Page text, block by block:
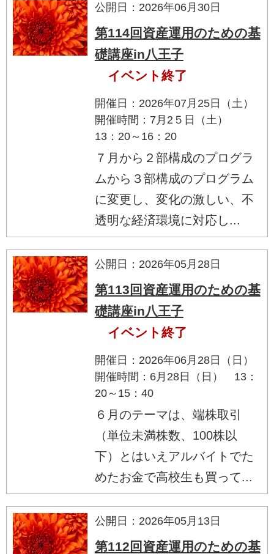
公開日：2026年06月30日
第114回資産運用のための基
礎講座in八王子
イベント終了
開催日：2026年07月25日（土）
開催時間：7月2５日（土）
13：20～16：20
７月から２部構成のプログラ
ムから３部構成のプログラム
に変更し、変化の激しい、不
透明な経済環境に対応し...
公開日：2026年05月28日
第113回資産運用のための基
礎講座in八王子
イベント終了
開催日：2026年06月28日（日）
開催時間：6月28日（日） 13：
20～15：40
６月のテーマは、端株取引
（単位未満株数、100株以
下）とはいえアルバイトでた
めたお金で高校生も買って...
公開日：2026年05月13日
第112回資産運用のための基